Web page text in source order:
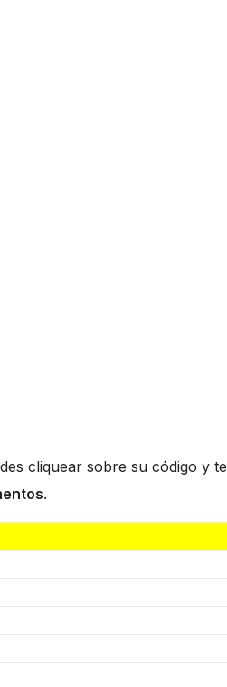
cliquear sobre su código y te
.